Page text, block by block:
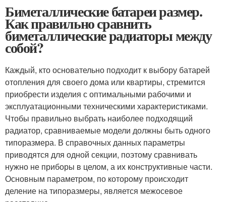
Биметаллические батареи размер.
Как правильно сравнить
биметаллические радиаторы между
собой?
Каждый, кто основательно подходит к выбору батарей
отопления для своего дома или квартиры, стремится
приобрести изделия с оптимальными рабочими и
эксплуатационными техническими характеристиками.
Чтобы правильно выбрать наиболее подходящий
радиатор, сравниваемые модели должны быть одного
типоразмера. В справочных данных параметры
приводятся для одной секции, поэтому сравнивать
нужно не приборы в целом, а их конструктивные части.
Основным параметром, по которому происходит
деление на типоразмеры, является межосевое